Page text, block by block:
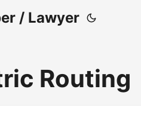
/ Lawyer
Routing